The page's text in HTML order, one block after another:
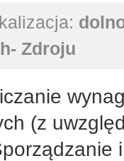
Zdroju
(z